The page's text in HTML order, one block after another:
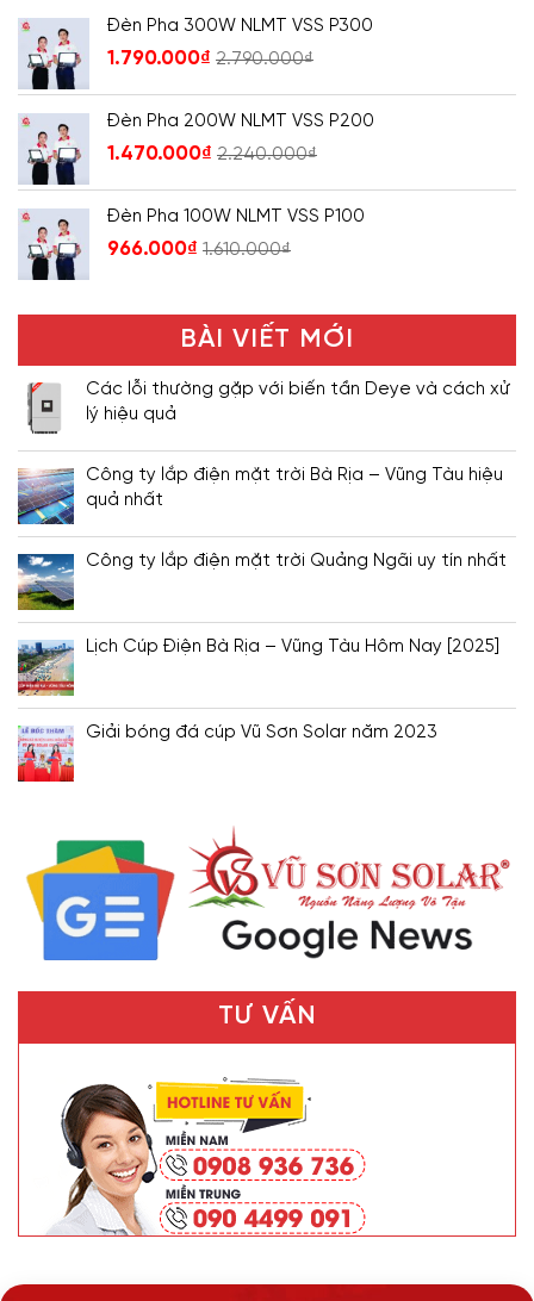
Đèn Pha 300W NLMT VSS P300
1.790.000₫ 2.790.000₫
Đèn Pha 200W NLMT VSS P200
1.470.000₫ 2.240.000₫
Đèn Pha 100W NLMT VSS P100
966.000₫ 1.610.000₫
BÀI VIẾT MỚI
Các lỗi thường gặp với biến tần Deye và cách xử
lý hiệu quả
Công ty lắp điện mặt trời Bà Rịa – Vũng Tàu hiệu
quả nhất
Công ty lắp điện mặt trời Quảng Ngãi uy tín nhất
Lịch Cúp Điện Bà Rịa – Vũng Tàu Hôm Nay [2025]
Giải bóng đá cúp Vũ Sơn Solar năm 2023
TƯ VẤN